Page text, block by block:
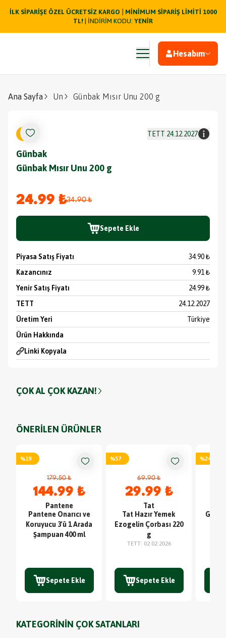
İLK SİPARİŞE ÖZEL ÜCRETSİZ KARGO
MİNİMUM SİPARİŞ LİMİTİ 1000
TL! | İNDİRİM KODU: YENİR
Hesabım
Ana Sayfa Un Günbak Mısır Unu 200 g
% 28 TETT 24.12.2027
Günbak
Günbak Mısır Unu 200 g
24.99 ₺34.90 ₺
Sepete Ekle
Ürün Hakkında
Linki Kopyala
Piyasa Satış Fiyatı
34.90 ₺
Kazancınız
9.91 ₺
Yenir Satış Fiyatı
24.99 ₺
TETT
24.12.2027
Üretim Yeri
Türkiye
ÇOK AL ÇOK KAZAN!
ÖNERİLEN ÜRÜNLER
%19
179.50 ₺
144.99 ₺
Pantene
Pantene Onarıcı ve
Koruyucu 3'ü 1 Arada
Şampuan 400 ml
Sepete Ekle
%57
69.90 ₺
29.99 ₺
Tat
Tat Hazır Yemek
Ezogelin Çorbası 220
g
TETT: 02.02.2026
Sepete Ekle
%24
KATEGORİNİN ÇOK SATANLARI